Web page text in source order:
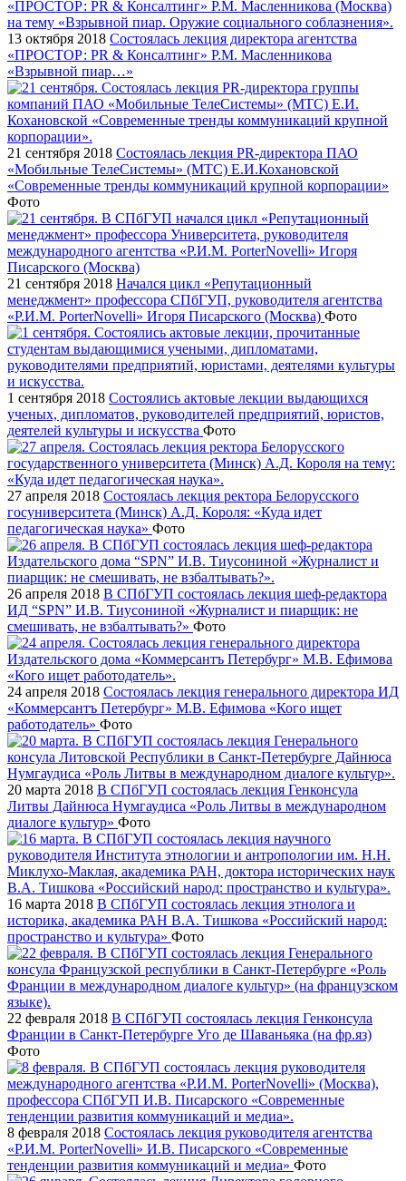
13 октября 2018 Состоялась лекция директора агентства
«ПРОСТОР: PR & Консалтинг» Р.М. Масленникова
«Взрывной пиар…»
21 сентября 2018 Состоялась лекция PR-директора ПАО
«Мобильные ТелеСистемы» (МТС) Е.И.Кохановской
«Современные тренды коммуникаций крупной корпорации»
Фото
21 сентября 2018 Начался цикл «Репутационный
менеджмент» профессора СПбГУП, руководителя агентства
«Р.И.М. PorterNovelli» Игоря Писарского (Москва) Фото
1 сентября 2018 Состоялись актовые лекции выдающихся
ученых, дипломатов, руководителей предприятий, юристов,
деятелей культуры и искусства Фото
27 апреля 2018 Состоялась лекция ректора Белорусского
госуниверситета (Минск) А.Д. Короля: «Куда идет
педагогическая наука» Фото
26 апреля 2018 В СПбГУП состоялась лекция шеф-редактора
ИД “SPN” И.В. Тиусониной «Журналист и пиарщик: не
смешивать, не взбалтывать?» Фото
24 апреля 2018 Состоялась лекция генерального директора ИД
«Коммерсантъ Петербург» М.В. Ефимова «Кого ищет
работодатель» Фото
20 марта 2018 В СПбГУП состоялась лекция Генконсула
Литвы Дайнюса Нумгаудиса «Роль Литвы в международном
диалоге культур» Фото
16 марта 2018 В СПбГУП состоялась лекция этнолога и
историка, академика РАН В.А. Тишкова «Российский народ:
пространство и культура» Фото
22 февраля 2018 В СПбГУП состоялась лекция Генконсула
Франции в Санкт-Петербурге Уго де Шаваньяка (на фр.яз)
Фото
8 февраля 2018 Состоялась лекция руководителя агентства
«Р.И.М. PorterNovelli» И.В. Писарского «Современные
тенденции развития коммуникаций и медиа» Фото